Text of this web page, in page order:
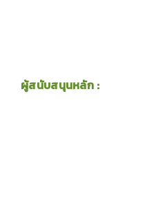
ผู้สนับสนุนหลัก :